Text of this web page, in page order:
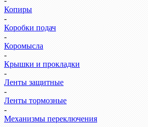
Копиры
-
Коробки подач
-
Коромысла
-
Крышки и прокладки
-
Ленты защитные
-
Ленты тормозные
-
Механизмы переключения